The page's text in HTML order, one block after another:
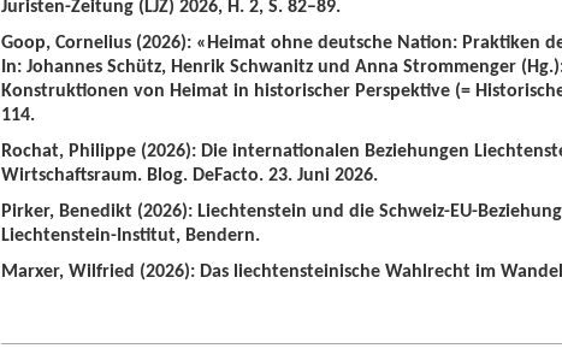
Juristen-Zeitung (LJZ) 2026, H. 2, S. 82–89.
Goop, Cornelius (2026): «Heimat ohne deutsche Nation: Praktiken
In: Johannes Schütz, Henrik Schwanitz und Anna Strommenger
Konstruktionen von Heimat in historischer Perspektive (=
114.
Rochat, Philippe (2026): Die internationalen Beziehungen
Wirtschaftsraum. Blog. DeFacto. 23. Juni 2026.
Pirker, Benedikt (2026): Liechtenstein und die Schweiz-EU-
Liechtenstein-Institut, Bendern.
Marxer, Wilfried (2026): Das liechtensteinische Wahlrecht im